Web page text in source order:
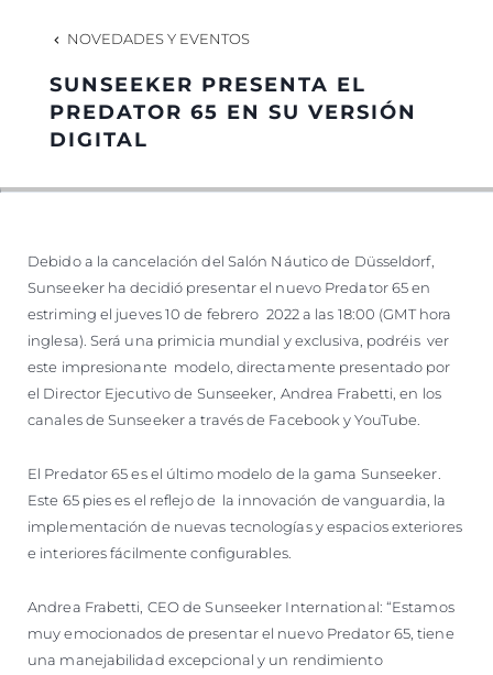
EL EQUIPO
HISTORIA
VALORE SU EMBARCACIÓN
NOVEDADES Y EVENTOS
SUNSEEKER PRESENTA EL
PREDATOR 65 EN SU VERSIÓN
DIGITAL
Debido a la cancelación del Salón Náutico de Düsseldorf,
Sunseeker ha decidió presentar el nuevo Predator 65 en
estriming el jueves 10 de febrero 2022 a las 18:00 (GMT hora
inglesa). Será una primicia mundial y exclusiva, podréis ver
este impresionante modelo, directamente presentado por
el Director Ejecutivo de Sunseeker, Andrea Frabetti, en los
canales de Sunseeker a través de Facebook y YouTube.
El Predator 65 es el último modelo de la gama Sunseeker.
Este 65 pies es el reflejo de la innovación de vanguardia, la
implementación de nuevas tecnologías y espacios exteriores
e interiores fácilmente configurables.
Andrea Frabetti, CEO de Sunseeker International: “Estamos
muy emocionados de presentar el nuevo Predator 65, tiene
una manejabilidad excepcional y un rendimiento